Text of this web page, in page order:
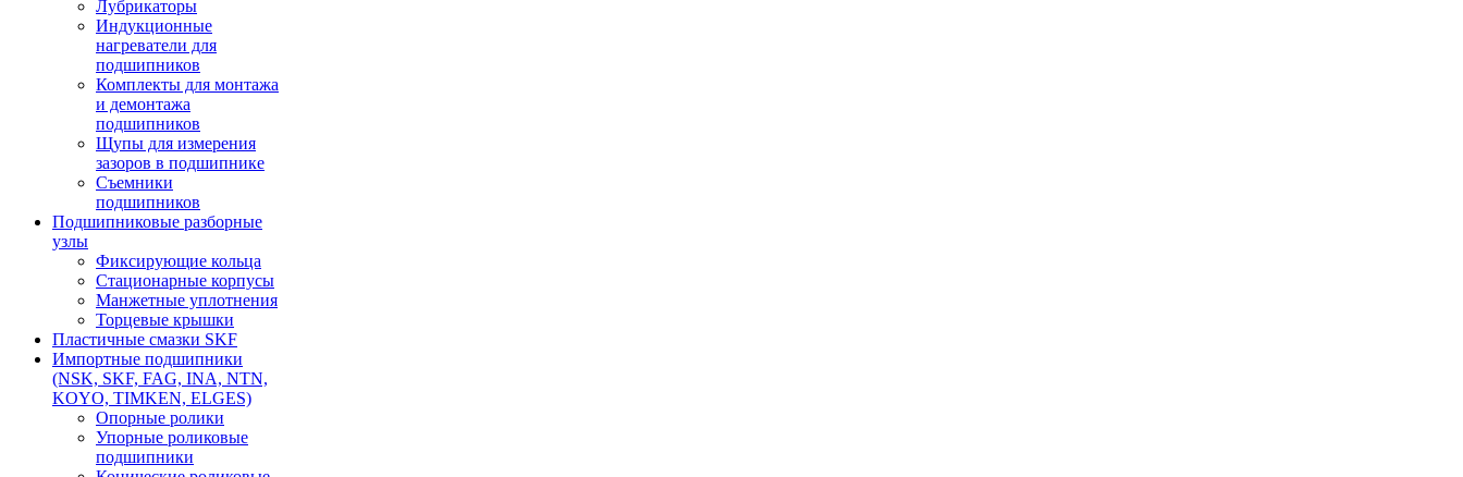
Лубрикаторы
Индукционные
нагреватели для
подшипников
Комплекты для монтажа
и демонтажа
подшипников
Щупы для измерения
зазоров в подшипнике
Съемники
подшипников
Подшипниковые разборные
узлы
Фиксирующие кольца
Стационарные корпусы
Манжетные уплотнения
Торцевые крышки
Пластичные смазки SKF
Импортные подшипники
(NSK, SKF, FAG, INA, NTN,
KOYO, TIMKEN, ELGES)
Опорные ролики
Упорные роликовые
подшипники